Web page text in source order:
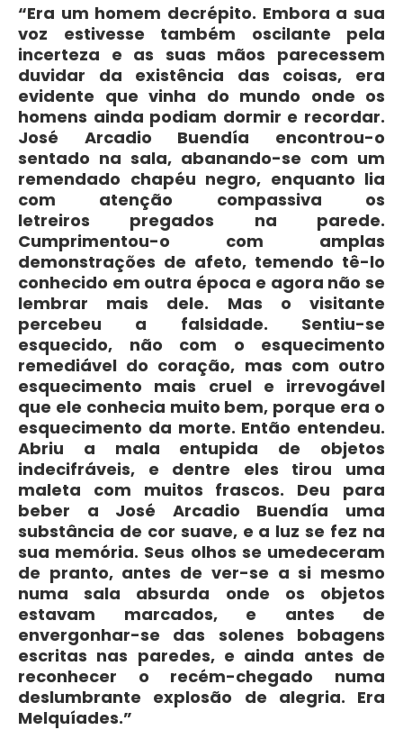
“Era um homem decrépito. Embora a sua
voz estivesse também oscilante pela
incerteza e as suas mãos parecessem
duvidar da existência das coisas, era
evidente que vinha do mundo onde os
homens ainda podiam dormir e recordar.
José Arcadio Buendía encontrou-o
sentado na sala, abanando-se com um
remendado chapéu negro, enquanto lia
com atenção compassiva os
letreiros pregados na parede.
Cumprimentou-o com amplas
demonstrações de afeto, temendo tê-lo
conhecido em outra época e agora não se
lembrar mais dele. Mas o visitante
percebeu a falsidade. Sentiu-se
esquecido, não com o esquecimento
remediável do coração, mas com outro
esquecimento mais cruel e irrevogável
que ele conhecia muito bem, porque era o
esquecimento da morte. Então entendeu.
Abriu a mala entupida de objetos
indecifráveis, e dentre eles tirou uma
maleta com muitos frascos. Deu para
beber a José Arcadio Buendía uma
substância de cor suave, e a luz se fez na
sua memória. Seus olhos se umedeceram
de pranto, antes de ver-se a si mesmo
numa sala absurda onde os objetos
estavam marcados, e antes de
envergonhar-se das solenes bobagens
escritas nas paredes, e ainda antes de
reconhecer o recém-chegado numa
deslumbrante explosão de alegria. Era
Melquíades.”